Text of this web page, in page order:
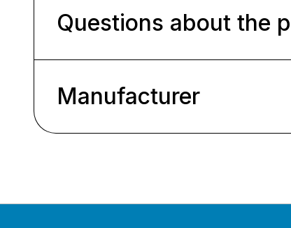
Questions about the
Manufacturer